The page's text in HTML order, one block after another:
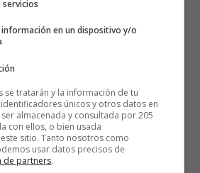
información en un dispositivo y/o
se tratarán y la información de tu
únicos y otros datos en
almacenada y consultada por 205
con ellos, o bien usada
sitio. Tanto nosotros como
usar datos precisos de
de partners.